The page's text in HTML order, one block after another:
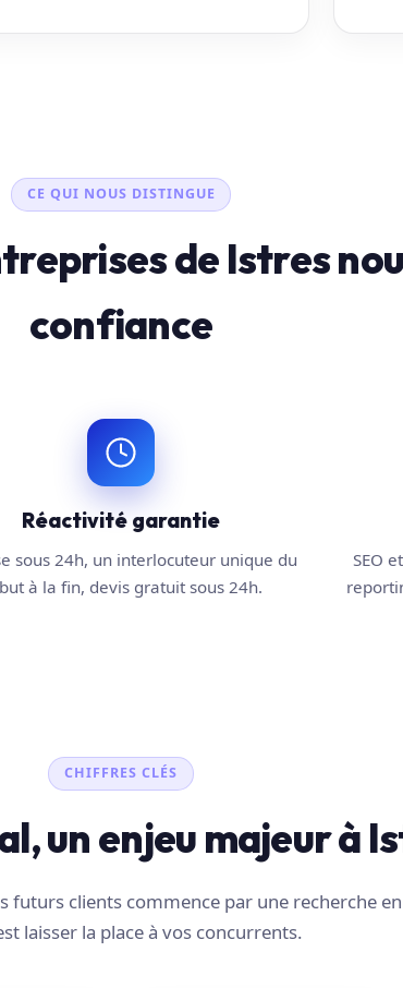
CE QUI NOUS DISTINGUE
de Istres
confiance
Réactivité garantie
sous 24h, un interlocuteur unique du
à la fin, devis gratuit sous 24h.
SEO
CHIFFRES CLÉS
un enjeu majeur à
clients commence par une recherche
laisser la place à vos concurrents.